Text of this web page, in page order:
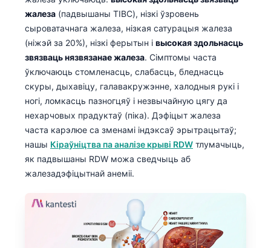
жалеза (падвышаны TIBC), нізкі ўзровень
сыроватачнага жалеза, нізкая сатурацыя жалеза
(ніжэй за 20%), нізкі ферытын і высокая здольнасць
звязваць нязвязанае жалеза. Сімптомы часта
ўключаюць стомленасць, слабасць, бледнасць
скуры, дыхавіцу, галавакружэнне, халодныя рукі і
ногі, ломкасць пазногцяў і незвычайную цягу да
нехарчовых прадуктаў (піка). Дэфіцыт жалеза
часта карэлюе са зменамі індэксаў эрытрацытаў;
нашы Кіраўніцтва па аналізе крыві RDW тлумачыць,
як падвышаны RDW можа сведчыць аб
жалезадэфіцытнай анеміі.
Кыргызча
Frysk
Ślōnskŏ gŏdka
Norsk bokmål